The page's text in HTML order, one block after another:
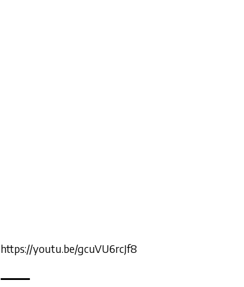
https://youtu.be/gcuVU6rcJf8